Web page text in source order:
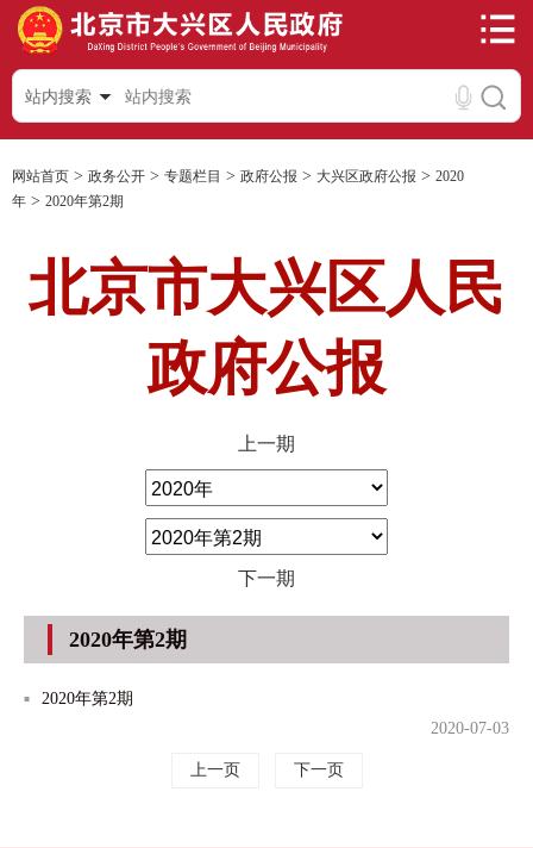
站内搜索
网站首页 > 政务公开 > 专题栏目 > 政府公报 > 大兴区政府公报 > 2020
年 > 2020年第2期
北京市大兴区人民
政府公报
上一期
下一期
2020年第2期
2020年第2期
2020-07-03
上一页 下一页